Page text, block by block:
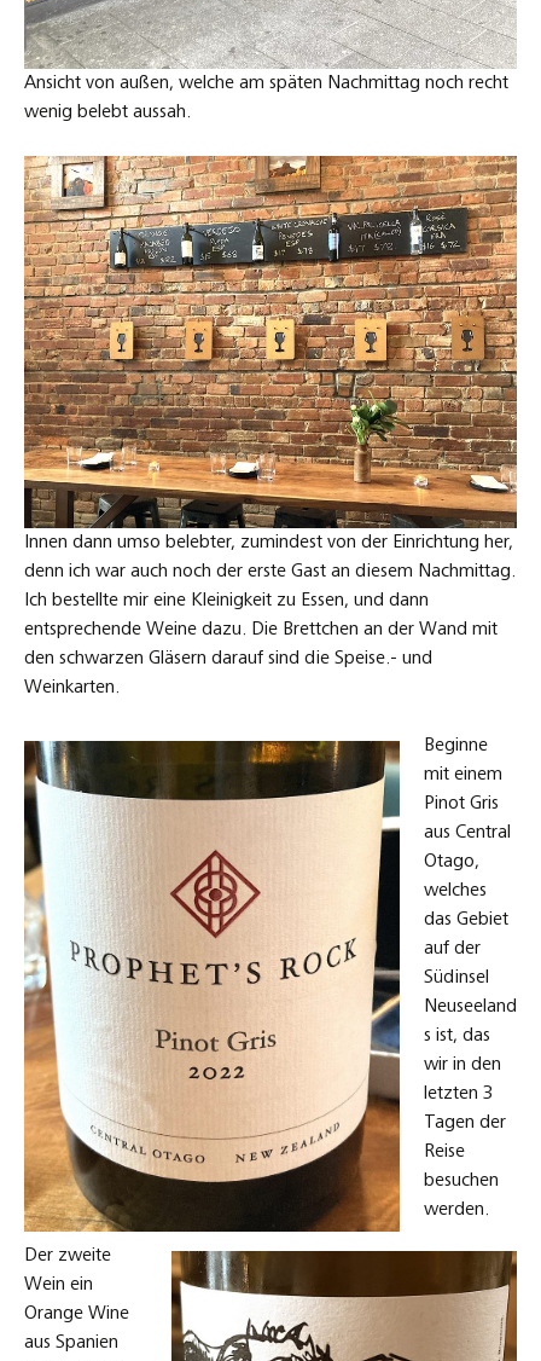
Ansicht von außen, welche am späten Nachmittag noch recht
wenig belebt aussah.
Innen dann umso belebter, zumindest von der Einrichtung her,
denn ich war auch noch der erste Gast an diesem Nachmittag.
Ich bestellte mir eine Kleinigkeit zu Essen, und dann
entsprechende Weine dazu. Die Brettchen an der Wand mit
den schwarzen Gläsern darauf sind die Speise.- und
Weinkarten.
Beginne
mit einem
Pinot Gris
aus Central
Otago,
welches
das Gebiet
auf der
Südinsel
Neuseeland
s ist, das
wir in den
letzten 3
Tagen der
Reise
besuchen
werden.
Der zweite
Wein ein
Orange Wine
aus Spanien